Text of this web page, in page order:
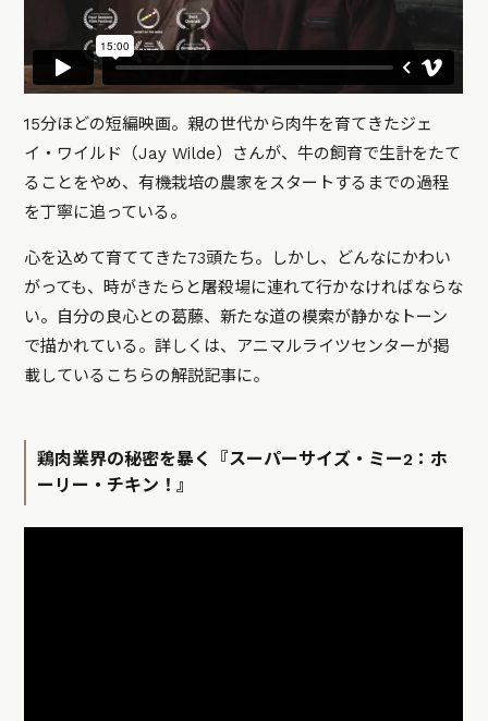
15分ほどの短編映画。親の世代から肉牛を育てきたジェ
イ・ワイルド（Jay Wilde）さんが、牛の飼育で生計をたて
ることをやめ、有機栽培の農家をスタートするまでの過程
を丁寧に追っている。
心を込めて育ててきた73頭たち。しかし、どんなにかわい
がっても、時がきたらと屠殺場に連れて行かなければならな
い。自分の良心との葛藤、新たな道の模索が静かなトーン
で描かれている。詳しくは、アニマルライツセンターが掲
載している こちらの解説記事に。
鶏肉業界の秘密を暴く『スーパーサイズ・ミー2：ホ
ーリー・チキン！』